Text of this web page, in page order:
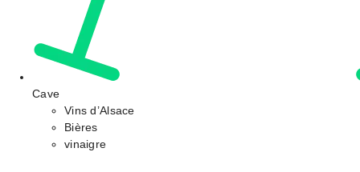
Cave
Vins d’Alsace
Bières
vinaigre